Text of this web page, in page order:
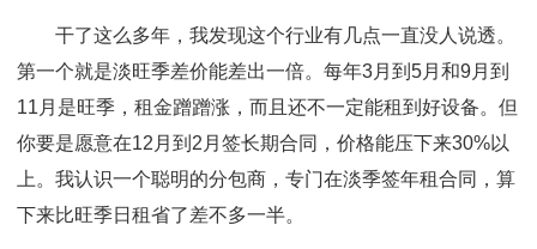
干了这么多年，我发现这个行业有几点一直没人说透。
第一个就是淡旺季差价能差出一倍。每年3月到5月和9月到
11月是旺季，租金蹭蹭涨，而且还不一定能租到好设备。但
你要是愿意在12月到2月签长期合同，价格能压下来30%以
上。我认识一个聪明的分包商，专门在淡季签年租合同，算
下来比旺季日租省了差不多一半。